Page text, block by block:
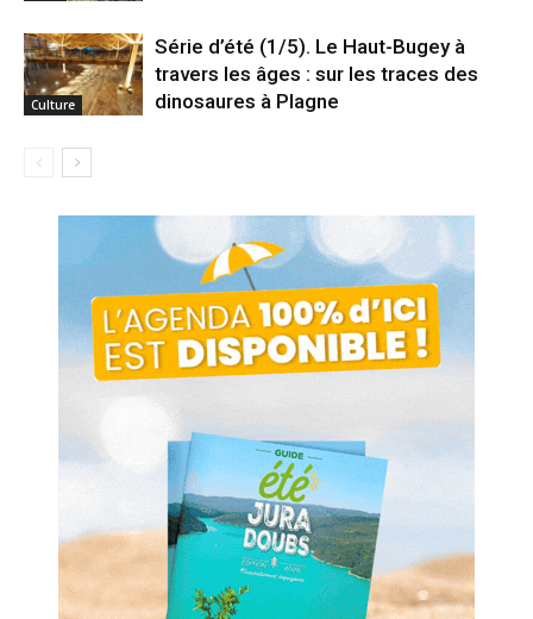
Culture
Série d’été (1/5). Le Haut-Bugey à
travers les âges : sur les traces des
dinosaures à Plagne